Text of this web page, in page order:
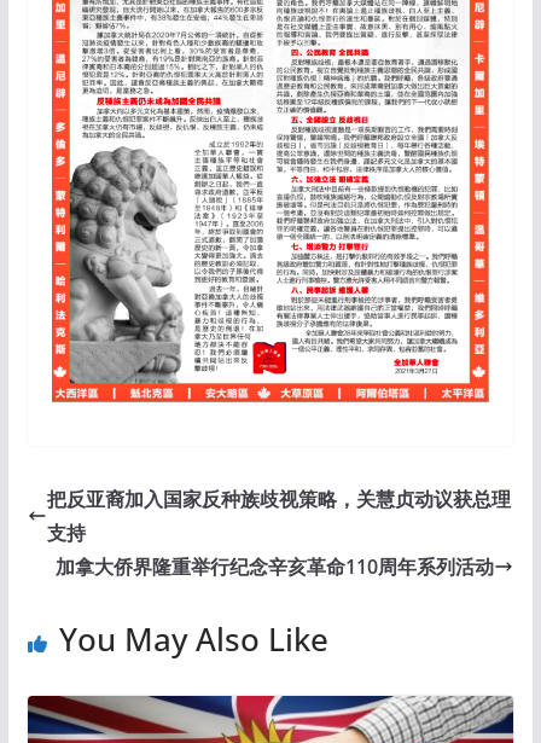
把反亚裔加入国家反种族歧视策略，关慧贞动议获总理
支持
加拿大侨界隆重举行纪念辛亥革命110周年系列活动
You May Also Like